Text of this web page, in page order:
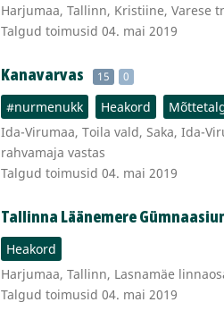
Harjumaa, Tallinn, Kristiine, Varese
Talgud toimusid 04. mai 2019
Kanavarvas 15 0
#nurmenukk Heakord
Ida-Virumaa, Toila vald, Saka, Ida-
rahvamaja vastas
Talgud toimusid 04. mai 2019
Tallinna Läänemere
Heakord
Harjumaa, Tallinn, Lasnamäe
Talgud toimusid 04. mai 2019